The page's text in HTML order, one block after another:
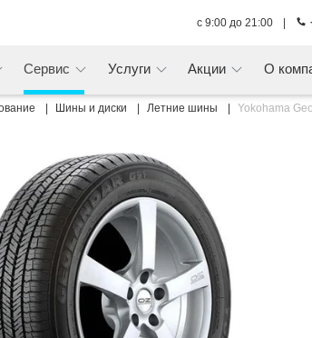
с 9:00 до 21:00
Сервис Услуги Акции О
Шины и диски Летние шины Yokohama